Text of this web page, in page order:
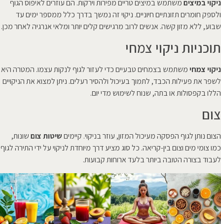
ניקוי במיציםמשתמש במיצים טריים מפירות וירקות. הם עוזרים לאיפוס הגוף
ולספק חומרים תזונתיים חיוניים. ניקוי זה נמשך בדרך כלל ממספר ימים עד
שבוע, ללא מזון קשה. אנשים לרוב מרגישים קלים יותר ומלאי אנרגיה לאחר מכן.
תוכניות ניקוי צמחי
ניקוי צמחי משתמש בצמחים טבעיים כדי לעזור לגוף לנקות עצמו. המטרה היא
לשפר את פעילות הכבד, לתמוך בעיכול ולהסיר רעלים. ניתן למצוא את הניקויים
הללו בקפסולות או בתה, שנוח לשימוש מדי יום.
צום
הצום נותן לגוף הפסקה מעיכול המזון, עוזר בניקוי. קיימיםשיטות צוםשונות,
כמו צומי מים וצום בין-קריאה. כל סוג מציע דרך מיוחדת לניקוי על ידי התירה לגוף
לעבוד בצורה הטובה ביותר בלעד ארוחות קבועות.